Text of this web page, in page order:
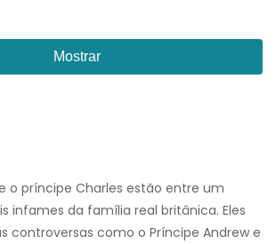
Mostrar
o príncipe Charles estão entre um
infames da família real britânica. Eles
controversas como o Príncipe Andrew e